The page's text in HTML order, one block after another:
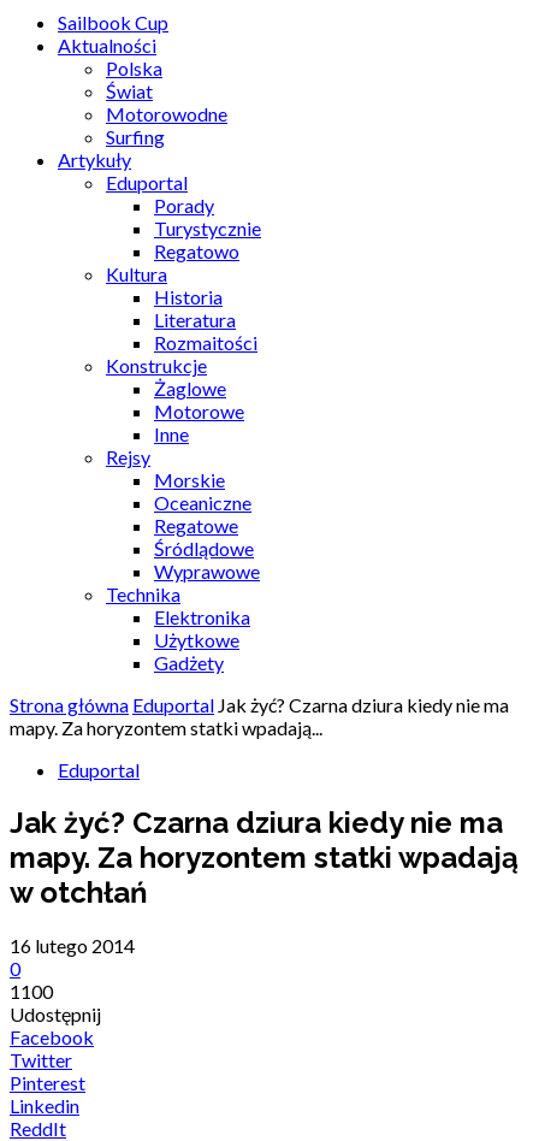
Sailbook Cup
Aktualności
Polska
Świat
Motorowodne
Surfing
Artykuły
Eduportal
Porady
Turystycznie
Regatowo
Kultura
Historia
Literatura
Rozmaitości
Konstrukcje
Żaglowe
Motorowe
Inne
Rejsy
Morskie
Oceaniczne
Regatowe
Śródlądowe
Wyprawowe
Technika
Elektronika
Użytkowe
Gadżety
Strona główna Eduportal Jak żyć? Czarna dziura kiedy nie ma
mapy. Za horyzontem statki wpadają...
Eduportal
Jak żyć? Czarna dziura kiedy nie ma
mapy. Za horyzontem statki wpadają
w otchłań
16 lutego 2014
0
1100
Udostępnij
Facebook
Twitter
Pinterest
Linkedin
ReddIt